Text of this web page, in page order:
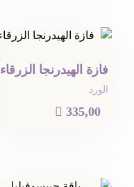
فازة الهيدرنجا الزرقاء
الورد
 335,00